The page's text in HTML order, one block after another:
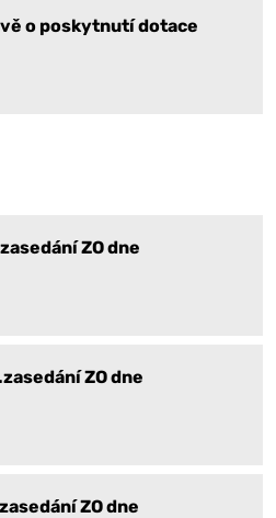
o poskytnutí dotace
ZO dne
ZO dne
ZO dne